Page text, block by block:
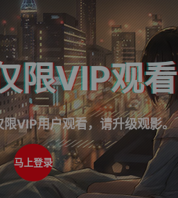
限VIP观看
限VIP用户观看，请升级观影。
马上登录